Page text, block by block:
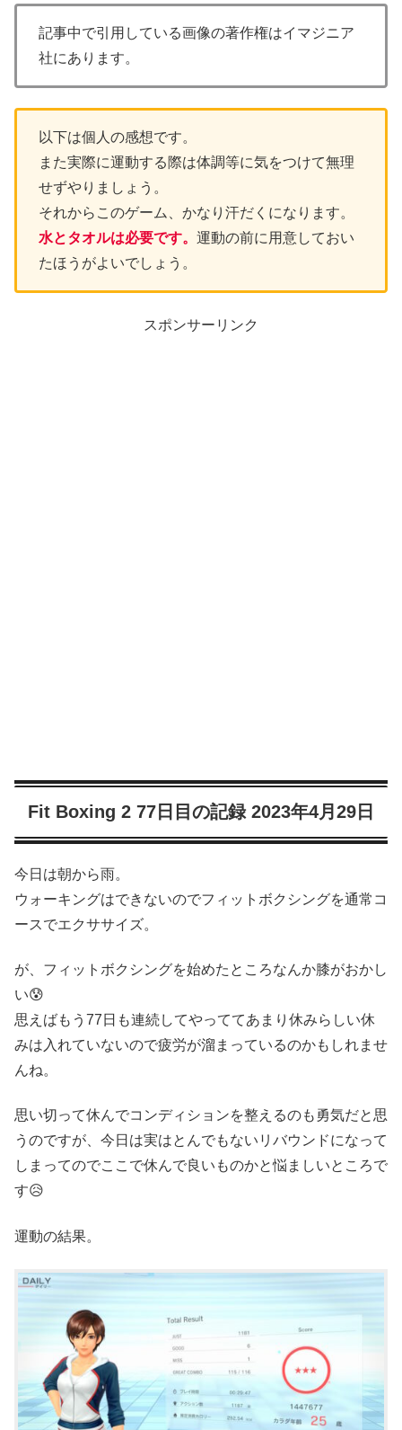
記事中で引用している画像の著作権はイマジニア
社にあります。
以下は個人の感想です。
また実際に運動する際は体調等に気をつけて無理
せずやりましょう。
それからこのゲーム、かなり汗だくになります。
水とタオルは必要です。 運動の前に用意しておい
たほうがよいでしょう。
スポンサーリンク
Fit Boxing 2 77日目の記録 2023年4月29日
今日は朝から雨。
ウォーキングはできないのでフィットボクシングを通常コ
ースでエクササイズ。
が、フィットボクシングを始めたところなんか膝がおかし
い😰
思えばもう77日も連続してやっててあまり休みらしい休
みは入れていないので疲労が溜まっているのかもしれませ
んね。
思い切って休んでコンディションを整えるのも勇気だと思
うのですが、今日は実はとんでもないリバウンドになって
しまってのでここで休んで良いものかと悩ましいところで
す😥
運動の結果。